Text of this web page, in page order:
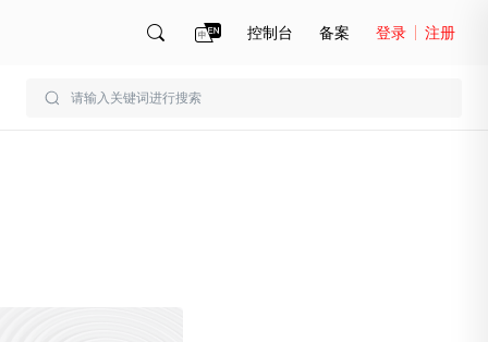
控制台 备案 登录 注册